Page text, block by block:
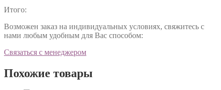
Итого:
Возможен заказ на индивидуальных условиях, свяжитесь с
нами любым удобным для Вас способом:
Связаться с менеджером
Похожие товары